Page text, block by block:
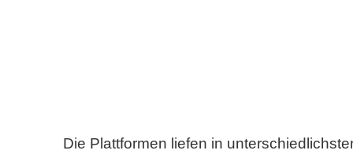
Die Plattformen liefen in